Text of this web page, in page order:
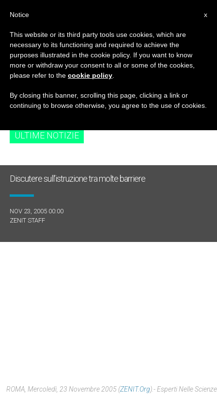
TAG
Posts Tagged ‘St.
Louis Bertrand’
ULTIME NOTIZIE
Discutere sull’istruzione tra molte barriere
NOV 23, 2005 00:00
ZENIT STAFF
ROMA, Mercoledì, 23 Novembre 2005 (ZENIT.org).- Esperti Nelle Scienze
x
Notice
This website or its third party tools use cookies, which are
necessary to its functioning and required to achieve the
purposes illustrated in the cookie policy. If you want to know
more or withdraw your consent to all or some of the cookies,
please refer to the cookie policy
By closing this banner, scrolling this page, clicking a link or
continuing to browse otherwise, you agree to the use of cookies.